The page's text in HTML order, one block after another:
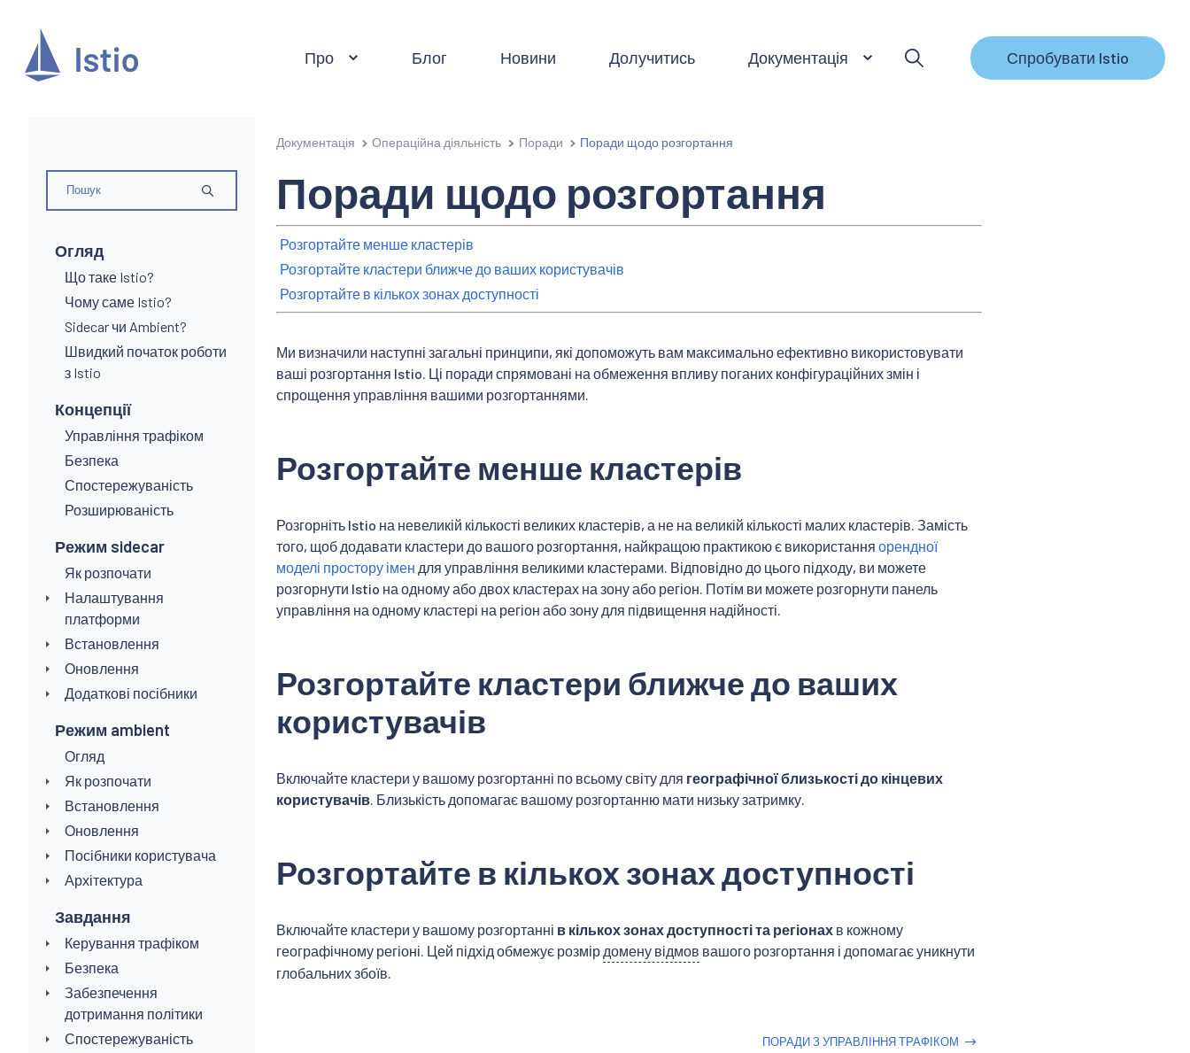
Про Блог Новини Долучитись Документація Спробувати Istio
Огляд
Що таке Istio?
Чому саме Istio?
Sidecar чи Ambient?
Швидкий початок роботи
з Istio
Концепції
Управління трафіком
Безпека
Спостережуваність
Розширюваність
Режим sidecar
Як розпочати
Налаштування
платформи
Встановлення
Оновлення
Додаткові посібники
Режим ambient
Огляд
Як розпочати
Встановлення
Оновлення
Посібники користувача
Архітектура
Завдання
Керування трафіком
Безпека
Забезпечення
дотримання політики
Спостережуваність
Документація Операційна діяльність Поради Поради щодо розгортання
Поради щодо розгортання
Розгортайте менше кластерів
Розгортайте кластери ближче до ваших користувачів
Розгортайте в кількох зонах доступності
Ми визначили наступні загальні принципи, які допоможуть вам максимально ефективно використовувати
ваші розгортання Istio. Ці поради спрямовані на обмеження впливу поганих конфігураційних змін і
спрощення управління вашими розгортаннями.
Розгортайте менше кластерів
Розгорніть Istio на невеликій кількості великих кластерів, а не на великій кількості малих кластерів. Замість
того, щоб додавати кластери до вашого розгортання, найкращою практикою є використання орендної
моделі простору імен для управління великими кластерами. Відповідно до цього підходу, ви можете
розгорнути Istio на одному або двох кластерах на зону або регіон. Потім ви можете розгорнути панель
управління на одному кластері на регіон або зону для підвищення надійності.
Розгортайте кластери ближче до ваших
користувачів
Включайте кластери у вашому розгортанні по всьому світу для географічної близькості до кінцевих
користувачів. Близькість допомагає вашому розгортанню мати низьку затримку.
Розгортайте в кількох зонах доступності
Включайте кластери у вашому розгортанні в кількох зонах доступності та регіонах в кожному
географічному регіоні. Цей підхід обмежує розмір домену відмов вашого розгортання і допомагає уникнути
глобальних збоїв.
ПОРАДИ З УПРАВЛІННЯ ТРАФІКОМ